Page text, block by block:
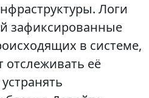
Логи
зафиксированные
в системе,
отслеживать её